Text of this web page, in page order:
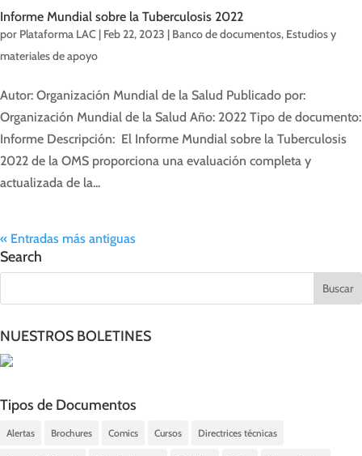
Informe Mundial sobre la Tuberculosis 2022
por Plataforma LAC | Feb 22, 2023 | Banco de documentos, Estudios y
materiales de apoyo
Autor: Organización Mundial de la Salud Publicado por:
Organización Mundial de la Salud Año: 2022 Tipo de documento:
Informe Descripción: El Informe Mundial sobre la Tuberculosis
2022 de la OMS proporciona una evaluación completa y
actualizada de la...
« Entradas más antiguas
Search
NUESTROS BOLETINES
Tipos de Documentos
Alertas Brochures Comics Cursos Directrices técnicas